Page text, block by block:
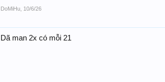
DoMiHu 10/6/26
Dã man 2x có mỗi 21